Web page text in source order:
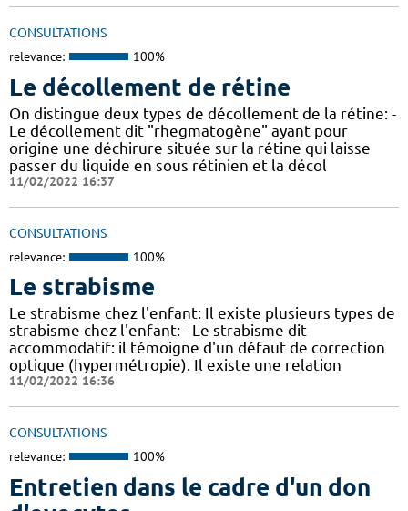
CONSULTATIONS
relevance: 100%
Le décollement de rétine
On distingue deux types de décollement de la rétine: -
Le décollement dit "rhegmatogène" ayant pour
origine une déchirure située sur la rétine qui laisse
passer du liquide en sous rétinien et la décol
11/02/2022 16:37
CONSULTATIONS
relevance: 100%
Le strabisme
Le strabisme chez l'enfant: Il existe plusieurs types de
strabisme chez l'enfant: - Le strabisme dit
accommodatif: il témoigne d'un défaut de correction
optique (hypermétropie). Il existe une relation
11/02/2022 16:36
CONSULTATIONS
relevance: 100%
Entretien dans le cadre d'un don